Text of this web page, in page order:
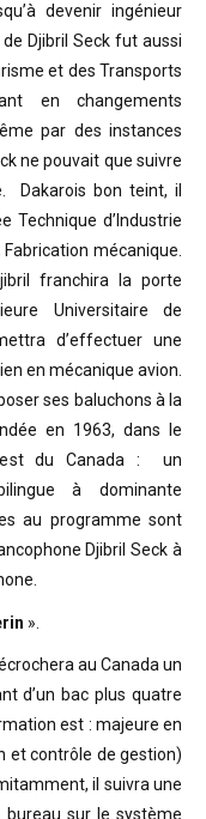
devenir ingénieur
Djibril Seck fut aussi
et des Transports
en changements
par des instances
ne pouvait que suivre
Dakarois bon teint, il
Technique d’Industrie
mécanique.
franchira la porte
Universitaire de
d’effectuer une
en mécanique avion.
ses baluchons à la
en 1963, dans le
du Canada : un
à dominante
au programme sont
Djibril Seck à
».
au Canada un
d’un bac plus quatre
est : majeure en
et contrôle de gestion)
il suivra une
sur le système